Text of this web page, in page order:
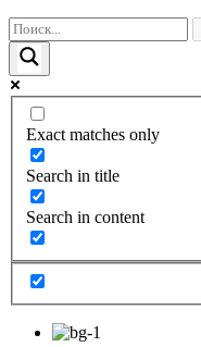
Exact matches only
Search in title
Search in content